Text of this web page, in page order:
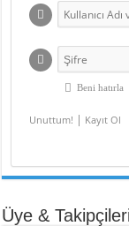
Beni hatırla
Unuttum! | Kayıt Ol
Üye &